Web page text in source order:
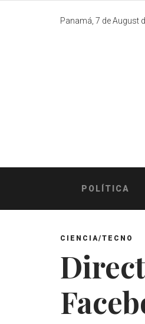
Panamá, 7 de August
POLÍTICA
CIENCIA/TECNO